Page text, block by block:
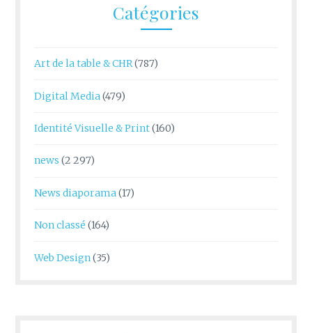
Catégories
Art de la table & CHR(787)
Digital Media(479)
Identité Visuelle & Print(160)
news (2 297)
News diaporama(17)
Non classé (164)
Web Design (35)